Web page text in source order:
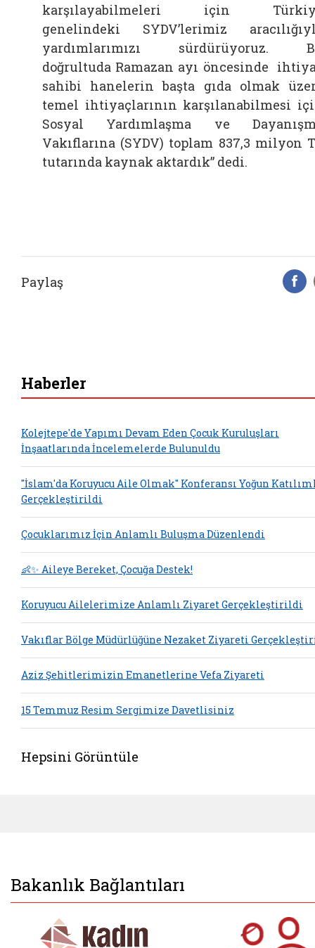
karşılayabilmeleri için
genelindeki SYDV’lerimiz
yardımlarımızı sürdürüyoruz.
doğrultuda Ramazan ayı öncesinde
sahibi hanelerin başta gıda olmak
temel ihtiyaçlarının karşılanabilmesi
Sosyal Yardımlaşma ve
Vakıflarına (SYDV) toplam 837,3 milyon
tutarında kaynak aktardık” dedi.
Paylaş
Haberler
Kolejtepe'de Yapımı Devam Eden Çocuk Kuruluşları
İnşaatlarında İncelemelerde Bulunuldu
"İslam'da Koruyucu Aile Olmak" Konferansı Yoğun
Gerçekleştirildi
Çocuklarımız İçin Anlamlı Buluşma Düzenlendi
👶✨ Aileye Bereket, Çocuğa Destek!
Koruyucu Ailelerimize Anlamlı Ziyaret Gerçekleştirildi
Vakıflar Bölge Müdürlüğüne Nezaket Ziyareti
Aziz Şehitlerimizin Emanetlerine Vefa Ziyareti
15 Temmuz Resim Sergimize Davetlisiniz
Hepsini Görüntüle
Bakanlık Bağlantıları